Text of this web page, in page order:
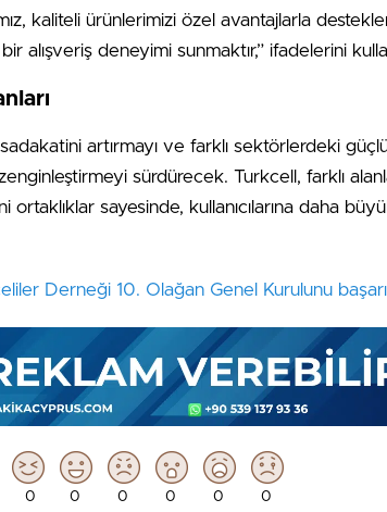
kaliteli ürünlerimizi özel avantajlarla
alışveriş deneyimi sunmaktır,” ifadelerini
artırmayı ve farklı sektörlerdeki
sürdürecek. Turkcell, farklı
ortaklıklar sayesinde, kullanıcılarına daha
Derneği 10. Olağan Genel Kurulunu
0 0 0 0 0 0